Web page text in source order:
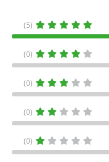
(5)
(0)
(0)
(0)
(0)